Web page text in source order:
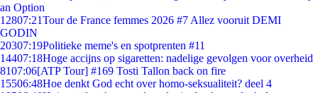
an Option
12807:21Tour de France femmes 2026 #7 Allez vooruit DEMI
GODIN
20307:19Politieke meme's en spotprenten #11
14407:18Hoge accijns op sigaretten: nadelige gevolgen voor overheid
8107:06[ATP Tour] #169 Tosti Tallon back on fire
15506:48Hoe denkt God echt over homo-seksualiteit? deel 4